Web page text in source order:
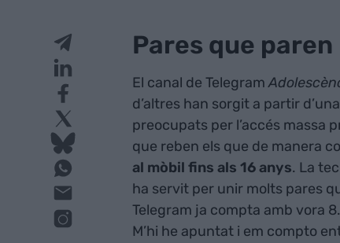
Pares que paren
El canal de Telegram
d’altres han sorgit a partir
preocupats per l’accés massa
que reben els que de manera
al mòbil fins als 16 anys. La
ha servit per unir molts pares
Telegram ja compta amb vora
M’hi he apuntat i em compto